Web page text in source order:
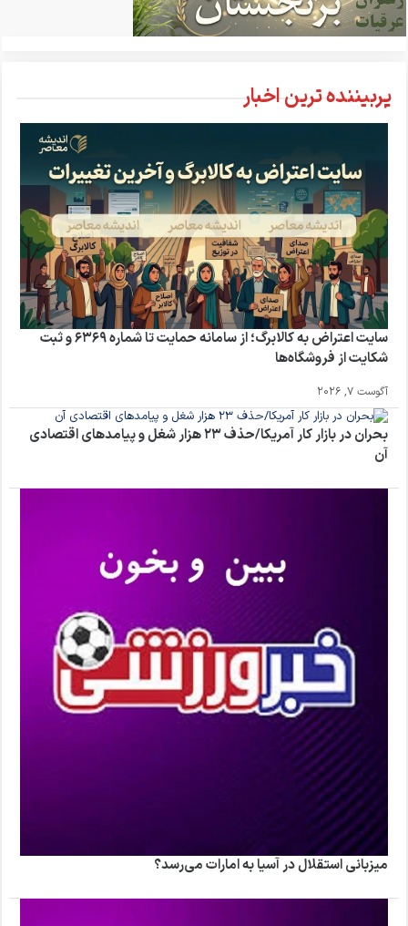
پربیننده ترین اخبار
سایت اعتراض به کالابرگ؛ از سامانه حمایت تا شماره ۶۳۶۹ و ثبت
شکایت از فروشگاه‌ها
آگوست 7, 2026
بحران در بازار کار آمریکا/حذف ۲۳ هزار شغل و پیامدهای اقتصادی
آن
میزبانی استقلال در آسیا به امارات می‌رسد؟